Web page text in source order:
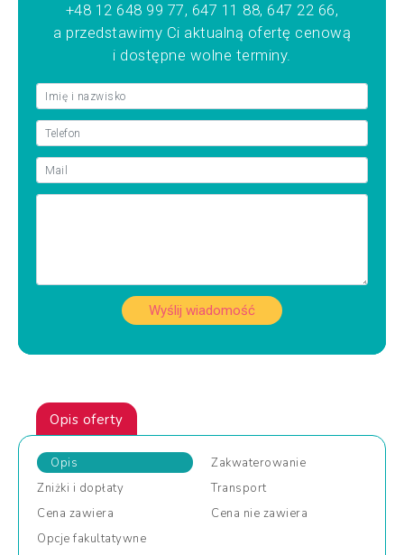
+48 12 648 99 77, 647 11 88, 647 22 66,
a przedstawimy Ci aktualną ofertę cenową
i dostępne wolne terminy.
Wyślij wiadomość
Opis oferty
Opis
Zakwaterowanie
Zniżki i dopłaty
Transport
Cena zawiera Cena nie zawiera
Opcje fakultatywne